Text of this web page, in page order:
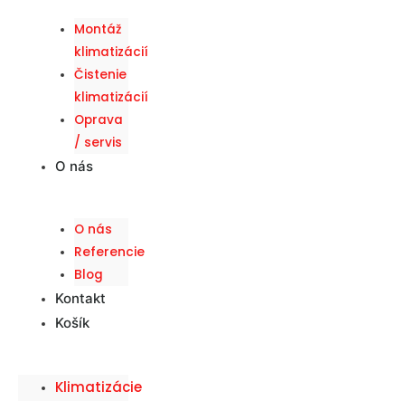
Montáž
klimatizácií
Čistenie
klimatizácií
Oprava
/ servis
O nás
O nás
Referencie
Blog
Kontakt
Košík
Klimatizácie